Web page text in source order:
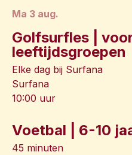
ma 3 aug.
Golfsurfles |
leeftijdsgroepen
Elke dag bij Surfana
Surfana
10:00 uur
Voetbal | 6-10
45 minuten